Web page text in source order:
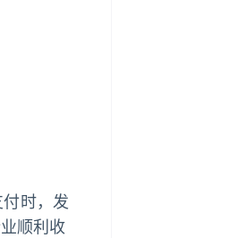
时，发
顺利收